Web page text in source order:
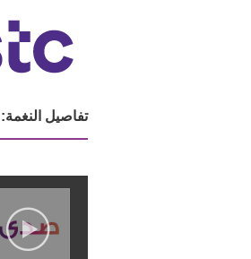
تفاصيل النغمة: